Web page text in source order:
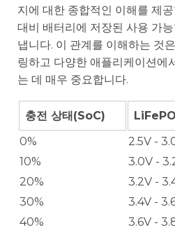
지에 대한 종합적인 이해를 제
대비 배터리에 저장된 사용 가
냅니다. 이 관계를 이해하는 것
링하고 다양한 애플리케이션에
는 데 매우 중요합니다.
충전 상태(SoC)
0%
2.5V -
10%
3.0V -
20%
3.2V -
30%
3.4V -
40%
3.6V -